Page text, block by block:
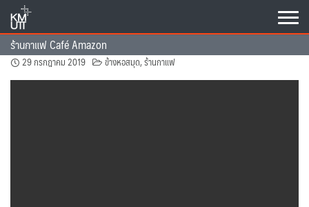
content
ร้านกาแฟ Café Amazon
29 กรกฎาคม 2019 ข้างหอสมุด,ร้านกาแฟ